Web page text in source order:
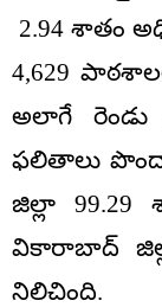
2.94 శాతం
4,629
అలాగే
ఫలితాలు
జిల్లా
వికారాబాద్
నిలిచింది.